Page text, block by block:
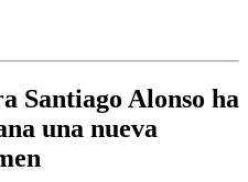
Santiago Alonso ha
una nueva